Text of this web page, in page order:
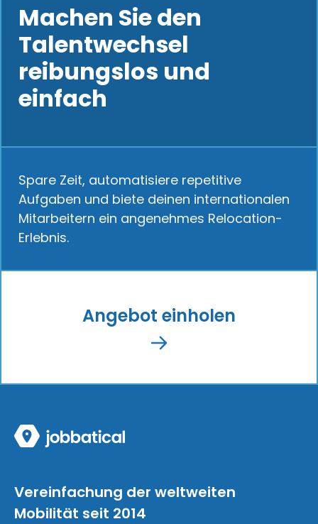
Machen Sie den
Talentwechsel
reibungslos und
einfach
Spare Zeit, automatisiere repetitive
Aufgaben und biete deinen internationalen
Mitarbeitern ein angenehmes Relocation-
Erlebnis.
Angebot einholen
Vereinfachung der weltweiten
Mobilität seit 2014